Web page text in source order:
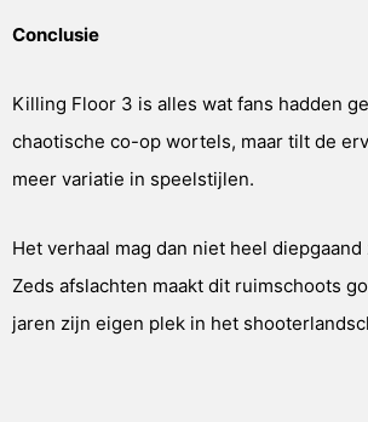
Conclusie
Killing Floor 3 is alles wat fans hadden
chaotische co-op wortels, maar tilt de
meer variatie in speelstijlen.
Het verhaal mag dan niet heel
Zeds afslachten maakt dit ruimschoots
jaren zijn eigen plek in het